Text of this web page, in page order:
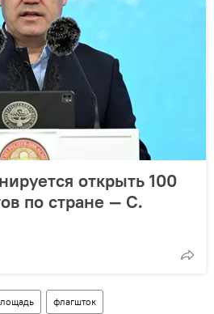
открыть 100
по стране — С.
флагшток